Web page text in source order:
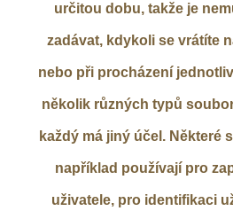
určitou dobu, takže je
zadávat, kdykoli se vrátíte
nebo při procházení
několik různých typů
každý má jiný účel. Některé
například používají pro
uživatele, pro identifikaci